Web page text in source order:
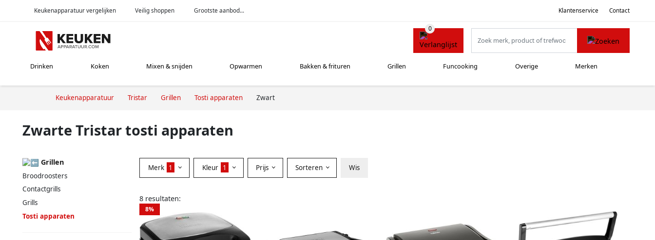
Keukenapparatuur vergelijken Veilig shoppen Grootste aanbod... Klantenservice Contact
Drinken Koken Mixen & snijden Opwarmen Bakken & frituren Grillen Funcooking Overige Merken
Keukenapparatuur Tristar Grillen Tosti apparaten Zwart
Zwarte Tristar tosti apparaten
Grillen
Broodroosters
Contactgrills
Grills
Tosti apparaten
Merk 1 Kleur 1 Prijs Sorteren Wis
8 resultaten:
8%